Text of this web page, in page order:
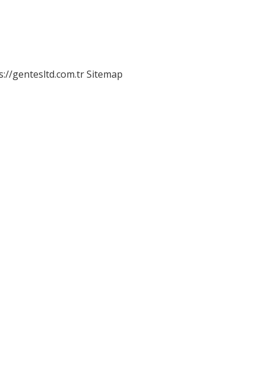
gentesltd.com.trSitemap